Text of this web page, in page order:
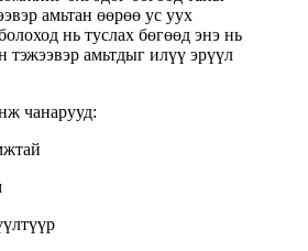
амьтан өөрөө ус уух
нь туслах бөгөөд энэ нь
тэжээвэр амьтдыг илүү эрүүл
чанарууд: